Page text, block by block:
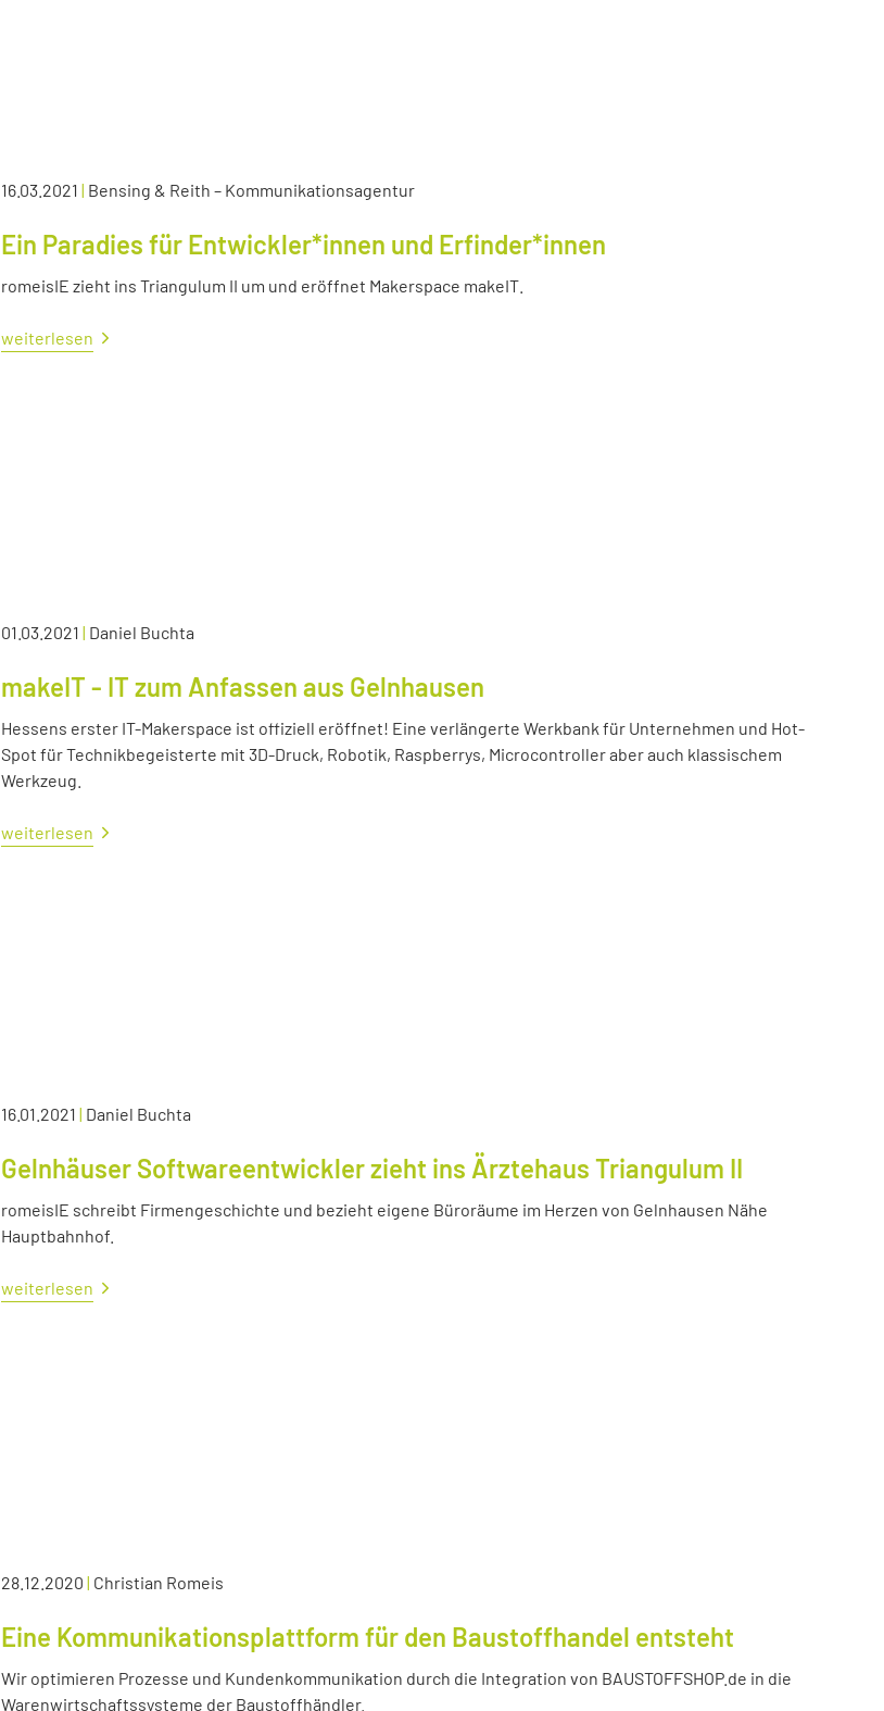
16.03.2021 | Bensing & Reith – Kommunikationsagentur
Ein Paradies für Entwickler*innen und Erfinder*innen
romeisIE zieht ins Triangulum II um und eröffnet Makerspace makeIT.
weiterlesen
01.03.2021 | Daniel Buchta
makeIT - IT zum Anfassen aus Gelnhausen
Hessens erster IT-Makerspace ist offiziell eröffnet! Eine verlängerte Werkbank für Unternehmen und Hot-
Spot für Technikbegeisterte mit 3D-Druck, Robotik, Raspberrys, Microcontroller aber auch klassischem
Werkzeug.
weiterlesen
16.01.2021 | Daniel Buchta
Gelnhäuser Softwareentwickler zieht ins Ärztehaus Triangulum II
romeisIE schreibt Firmengeschichte und bezieht eigene Büroräume im Herzen von Gelnhausen Nähe
Hauptbahnhof.
weiterlesen
28.12.2020 | Christian Romeis
Eine Kommunikationsplattform für den Baustoffhandel entsteht
Wir optimieren Prozesse und Kundenkommunikation durch die Integration von BAUSTOFFSHOP.de in die
Warenwirtschaftssysteme der Baustoffhändler.